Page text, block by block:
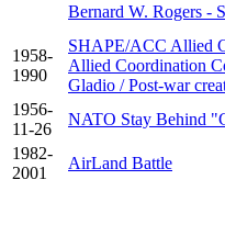
Bernard W. Rogers -
1958-
1990
SHAPE/ACC Allied
Allied Coordination
Gladio / Post-war
1956-
11-26
NATO Stay Behind
1982-
2001
AirLand Battle